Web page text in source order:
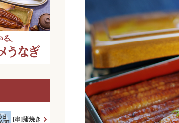
[串]蒲焼き